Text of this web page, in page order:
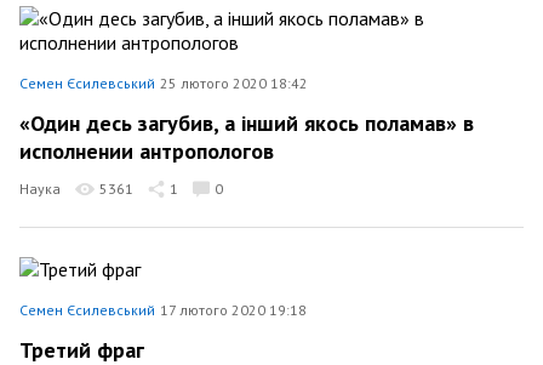
Семен Єсилевський 25 лютого 2020 18:42
«Один десь загубив, а інший якось поламав» в
исполнении антропологов
Наука 5361 1 0
Семен Єсилевський 17 лютого 2020 19:18
Третий фраг